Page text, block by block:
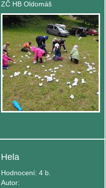
ZČ HB Oldomáš
Hela
Hodnocení: 4 b.
Autor: